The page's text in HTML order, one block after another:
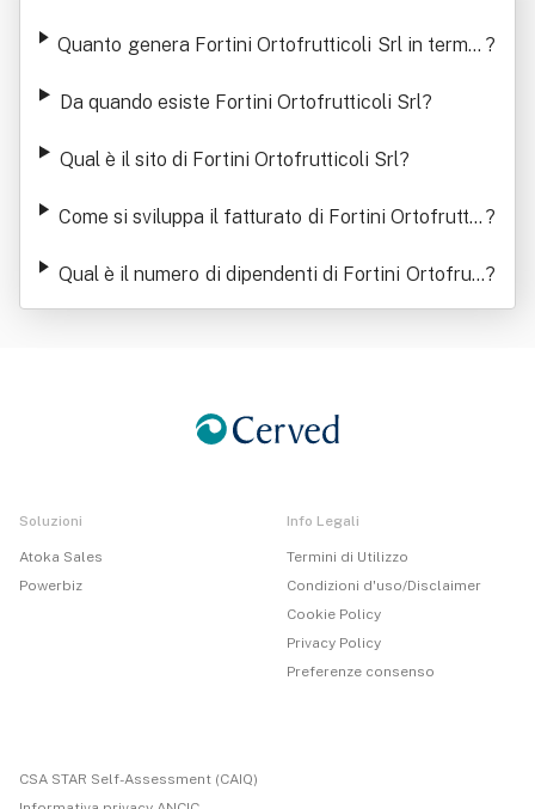
Quanto genera Fortini Ortofrutticoli Srl in termin ?
Da quando esiste Fortini Ortofrutticoli Srl?
Qual è il sito di Fortini Ortofrutticoli Srl?
Come si sviluppa il fatturato di Fortini Ortofruttic ?
Qual è il numero di dipendenti di Fortini Ortofrutt
icoli Srl
?
Soluzioni
Atoka Sales
Powerbiz
Info Legali
Termini di Utilizzo
Condizioni d'uso/Disclaimer
Cookie Policy
Privacy Policy
Preferenze consenso
CSA STAR Self-Assessment (CAIQ)